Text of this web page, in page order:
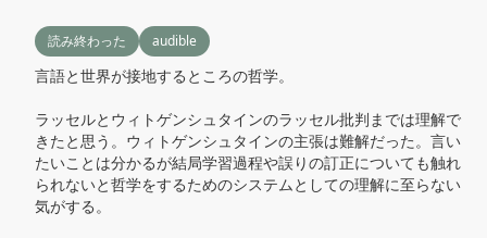
読み終わった audible
言語と世界が接地するところの哲学。
ラッセルとウィトゲンシュタインのラッセル批判までは理解で
きたと思う。ウィトゲンシュタインの主張は難解だった。言い
たいことは分かるが結局学習過程や誤りの訂正についても触れ
られないと哲学をするためのシステムとしての理解に至らない
気がする。